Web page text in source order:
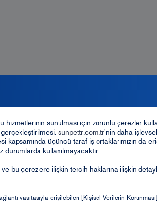
hizmetlerinin sunulması için zorunlu çerezler
sunpettr.com.tr'nin daha işlevsel
üçüncü taraf iş ortaklarımızın da
kullanılmayacaktır.
bu çerezlere ilişkin tercih haklarına ilişkin
vasıtasıyla erişilebilen [Kişisel Verilerin